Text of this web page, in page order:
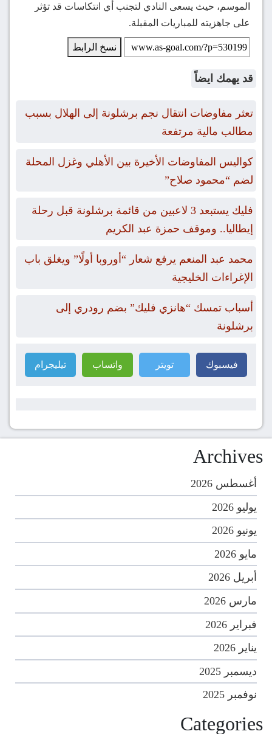
الموسم، حيث يسعى النادي لتجنب أي انتكاسات قد تؤثر
على جاهزيته للمباريات المقبلة.
نسخ الرابط
قد يهمك ايضاً
تعثر مفاوضات انتقال نجم برشلونة إلى الهلال بسبب
مطالب مالية مرتفعة
كواليس المفاوضات الأخيرة بين الأهلي وغزل المحلة
لضم “محمود صلاح”
فليك يستبعد 3 لاعبين من قائمة برشلونة قبل رحلة
إيطاليا.. وموقف حمزة عبد الكريم
محمد عبد المنعم يرفع شعار “أوروبا أولًا” ويغلق باب
الإغراءات الخليجية
أسباب تمسك “هانزي فليك” بضم رودري إلى
برشلونة
فيسبوك تويتر واتساب تيليجرام
Archives
أغسطس 2026
يوليو 2026
يونيو 2026
مايو 2026
أبريل 2026
مارس 2026
فبراير 2026
يناير 2026
ديسمبر 2025
نوفمبر 2025
Categories